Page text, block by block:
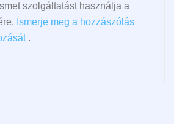
szolgáltatást használja a
Ismerje meg a hozzászólás
.